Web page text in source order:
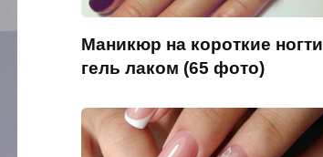
Маникюр на короткие ногти
гель лаком (65 фото)